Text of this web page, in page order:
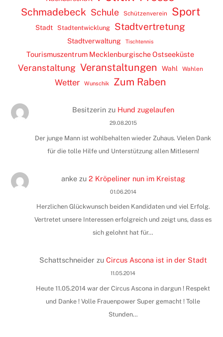
Schmadebeck Schule Schützenverein Sport
Stadt Stadtentwicklung Stadtvertretung
Stadtverwaltung Tischtennis
Tourismuszentrum Mecklenburgische Ostseeküste
Veranstaltung Veranstaltungen Wahl Wahlen
Wetter Wunschik Zum Raben
Besitzerinzu Hund zugelaufen
29.08.2015
Der junge Mann ist wohlbehalten wieder Zuhaus. Vielen Dank
für die tolle Hilfe und Unterstützung allen Mitlesern!
ankezu 2 Kröpeliner nun im Kreistag
01.06.2014
Herzlichen Glückwunsch beiden Kandidaten und viel Erfolg.
Vertretet unsere Interessen erfolgreich und zeigt uns, dass es
sich gelohnt hat für…
Schattschneider zu Circus Ascona ist in der Stadt
11.05.2014
Heute 11.05.2014 war der Circus Ascona in dargun ! Respekt
und Danke ! Volle Frauenpower Super gemacht ! Tolle
Stunden…